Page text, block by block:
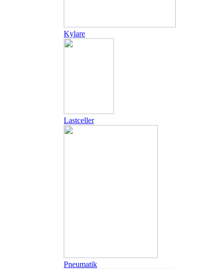
Kylare
Lastceller
Pneumatik